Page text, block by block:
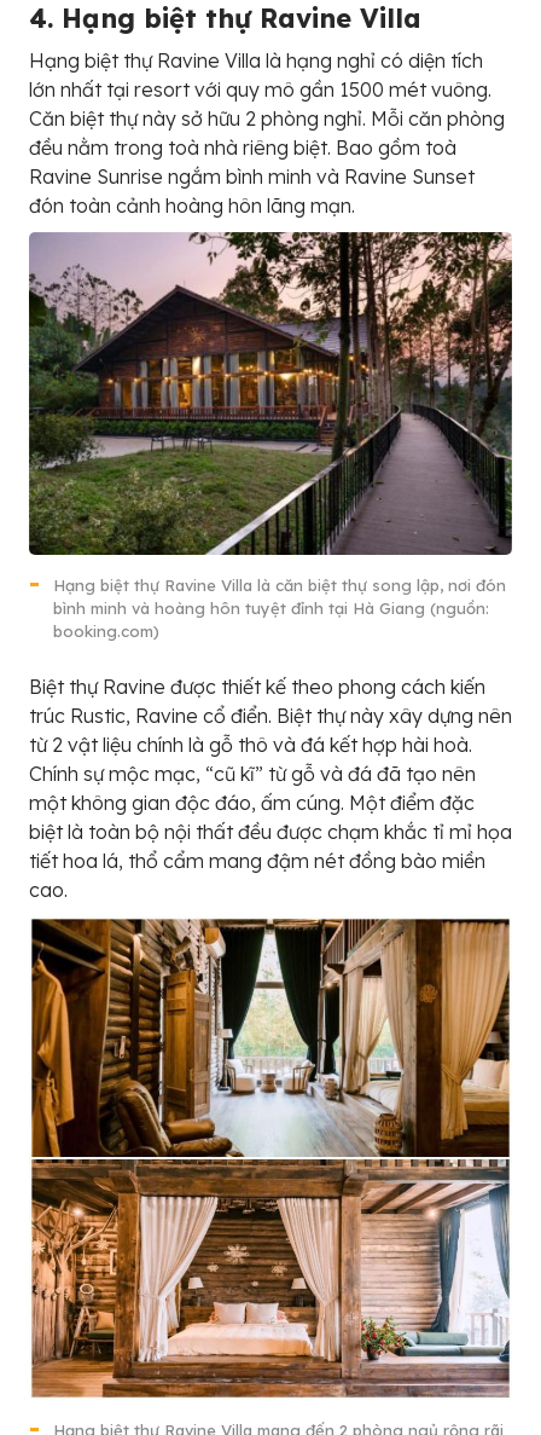
4. Hạng biệt thự Ravine Villa
Hạng biệt thự Ravine Villa là hạng nghỉ có diện tích
lớn nhất tại resort với quy mô gần 1500 mét vuông.
Căn biệt thự này sở hữu 2 phòng nghỉ. Mỗi căn phòng
đều nằm trong toà nhà riêng biệt. Bao gồm toà
Ravine Sunrise ngắm bình minh và Ravine Sunset
đón toàn cảnh hoàng hôn lãng mạn.
Hạng biệt thự Ravine Villa là căn biệt thự song lập, nơi đón
bình minh và hoàng hôn tuyệt đỉnh tại Hà Giang (nguồn:
booking.com)
Biệt thự Ravine được thiết kế theo phong cách kiến
trúc Rustic, Ravine cổ điển. Biệt thự này xây dựng nên
từ 2 vật liệu chính là gỗ thô và đá kết hợp hài hoà.
Chính sự mộc mạc, “cũ kĩ” từ gỗ và đá đã tạo nên
một không gian độc đáo, ấm cúng. Một điểm đặc
biệt là toàn bộ nội thất đều được chạm khắc tỉ mỉ họa
tiết hoa lá, thổ cẩm mang đậm nét đồng bào miền
cao.
Hạng biệt thự Ravine Villa mang đến 2 phòng ngủ rộng rãi